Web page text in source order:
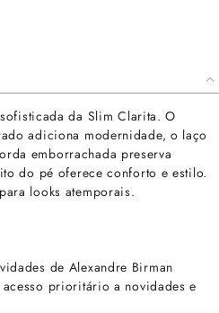
da Slim Clarita. O
adiciona modernidade, o laço
emborrachada preserva
do pé oferece conforto e estilo.
looks atemporais.
de Alexandre Birman
prioritário a novidades e